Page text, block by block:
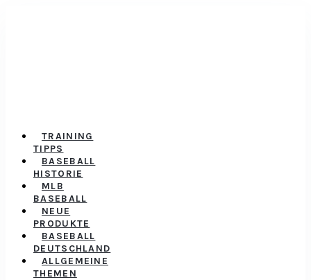
TRAINING
TIPPS
BASEBALL
HISTORIE
MLB
BASEBALL
NEUE
PRODUKTE
BASEBALL
DEUTSCHLAND
ALLGEMEINE
THEMEN